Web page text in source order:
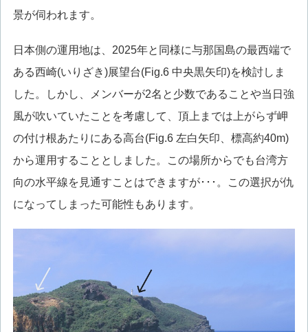
景が伺われます。
日本側の運用地は、2025年と同様に与那国島の最西端で
ある西崎(いりざき)展望台(Fig.6 中央黒矢印)を検討しま
した。しかし、メンバーが2名と少数であることや当日強
風が吹いていたことを考慮して、頂上までは上がらず岬
の付け根あたりにある高台(Fig.6 左白矢印、標高約40m)
から運用することとしました。この場所からでも台湾方
向の水平線を見通すことはできますが･･･。この選択が仇
になってしまった可能性もあります。